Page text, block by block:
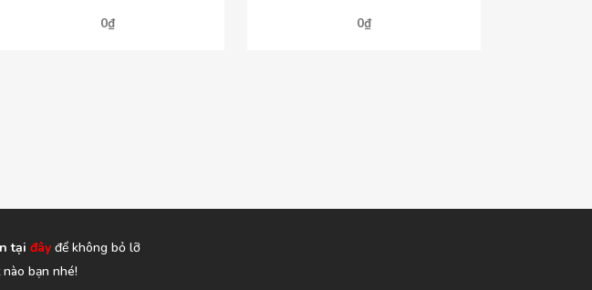
0₫ 0₫
tại đâyđể không bỏ lỡ
bạn nhé!